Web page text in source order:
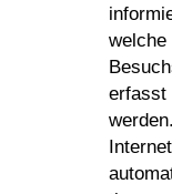
welche
erfasst